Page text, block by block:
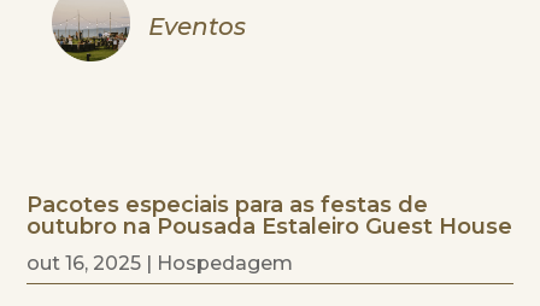
Eventos
Pacotes especiais para as festas de
outubro na Pousada Estaleiro Guest House
out 16, 2025 | Hospedagem